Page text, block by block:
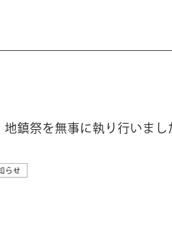
地鎮祭を無事に執り行いまし
らせ